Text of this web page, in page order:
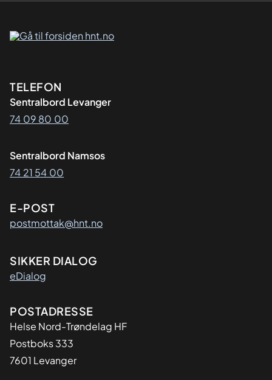
Kontaktinformasjon
TELEFON
Sentralbord Levanger
74 09 80 00
Sentralbord Namsos
74 21 54 00
E-POST
postmottak@hnt.no
SIKKER DIALOG
eDialog
Adresse
POSTADRESSE
Helse Nord-Trøndelag HF
Postboks 333
7601 Levanger